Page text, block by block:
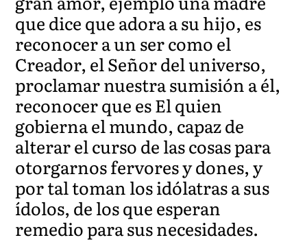
que dice que adora a su hijo, es
reconocer a un ser como el
Creador, el Señor del universo,
proclamar nuestra sumisión a él,
reconocer que es El quien
gobierna el mundo, capaz de
alterar el curso de las cosas para
otorgarnos fervores y dones, y
por tal toman los idólatras a sus
ídolos, de los que esperan
remedio para sus necesidades.